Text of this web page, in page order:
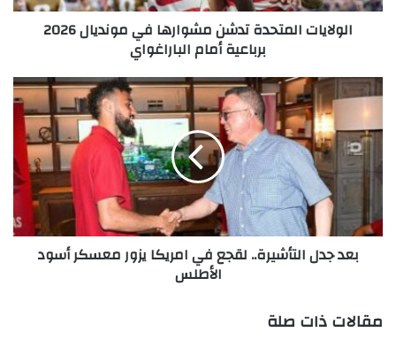
أمام
الباراغواي
الولايات المتحدة تدشن مشوارها في مونديال 2026
برباعية أمام الباراغواي
بعد
لقجع
في
امريكا
معسكر
أسود
الأطلسبعد جدل التأشيرة.. لقجع في امريكا يزور معسكر أسود
الأطلس
مقالات ذات صلة